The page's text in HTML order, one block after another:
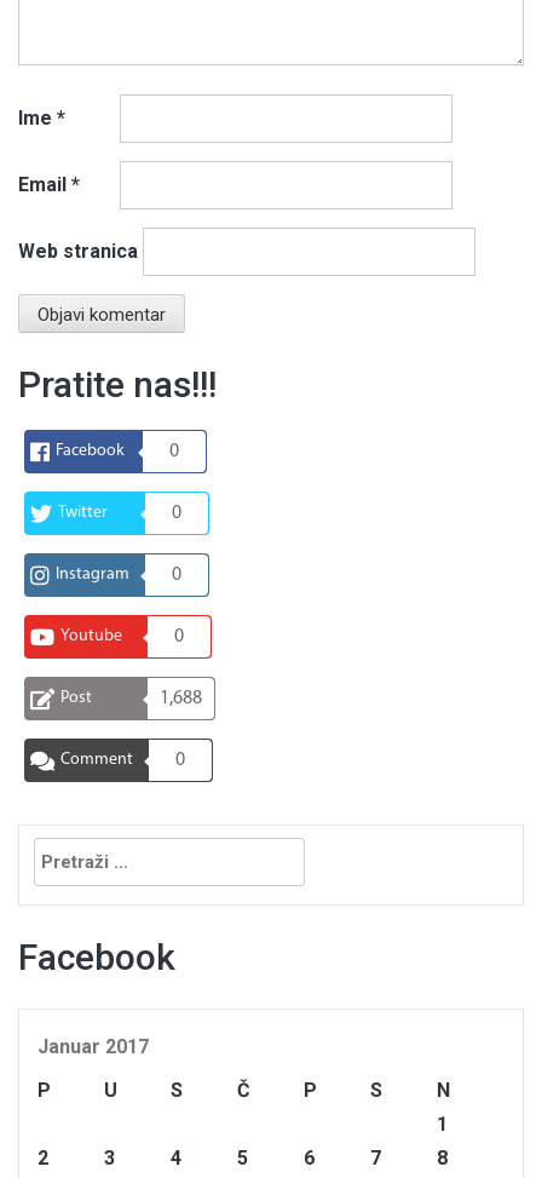
Ime *
Email *
Web stranica
Pratite nas!!!
Facebook 0
Twitter 0
Instagram 0
Youtube 0
Post 1,688
Comment 0
Pretraga:
Facebook
Januar 2017
P
U S Č P S
N
1
2
3 4 5 6 7
8